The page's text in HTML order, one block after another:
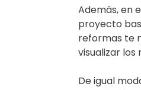
Además, en
proyecto
reformas te
visualizar los
De igual